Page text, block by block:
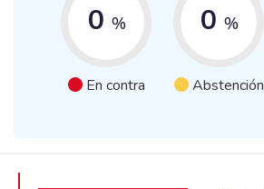
0 %
En contra
0 %
Abstención